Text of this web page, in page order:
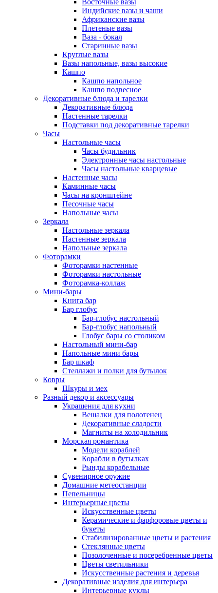
Восточные вазы
Индийские вазы и чаши
Африканские вазы
Плетеные вазы
Ваза - бокал
Старинные вазы
Круглые вазы
Вазы напольные, вазы высокие
Кашпо
Кашпо напольное
Кашпо подвесное
Декоративные блюда и тарелки
Декоративные блюда
Настенные тарелки
Подставки под декоративные тарелки
Часы
Настольные часы
Часы будильник
Электронные часы настольные
Часы настольные кварцевые
Настенные часы
Каминные часы
Часы на кронштейне
Песочные часы
Напольные часы
Зеркала
Настольные зеркала
Настенные зеркала
Напольные зеркала
Фоторамки
Фоторамки настенные
Фоторамки настольные
Фоторамка-коллаж
Мини-бары
Книга бар
Бар глобус
Бар-глобус настольный
Бар-глобус напольный
Глобус бары со столиком
Настольный мини-бар
Напольные мини бары
Бар шкаф
Стеллажи и полки для бутылок
Ковры
Шкуры и мех
Разный декор и аксессуары
Украшения для кухни
Вешалки для полотенец
Декоративные сладости
Магниты на холодильник
Морская романтика
Модели кораблей
Корабли в бутылках
Рынды корабельные
Сувенирное оружие
Домашние метеостанции
Пепельницы
Интерьерные цветы
Искусственные цветы
Керамические и фарфоровые цветы и
букеты
Стабилизированные цветы и растения
Стеклянные цветы
Позолоченные и посеребренные цветы
Цветы светильники
Искусственные растения и деревья
Декоративные изделия для интерьера
Интерьерные куклы